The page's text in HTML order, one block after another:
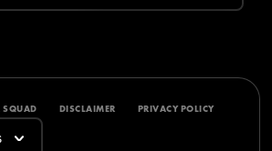
DISCLAIMER PRIVACY POLICY